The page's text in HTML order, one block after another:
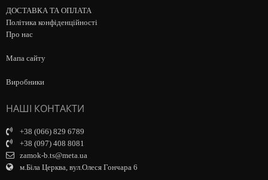
ДОСТАВКА ТА ОПЛАТА
Політика конфіденційності
Про нас
Мапа сайту
Виробники
НАШІ КОНТАКТИ
+38 (066) 829 6789
+38 (097) 408 8081
zamok-b.ts@meta.ua
м.Біла Церква, вул.Олеся Гончара 6